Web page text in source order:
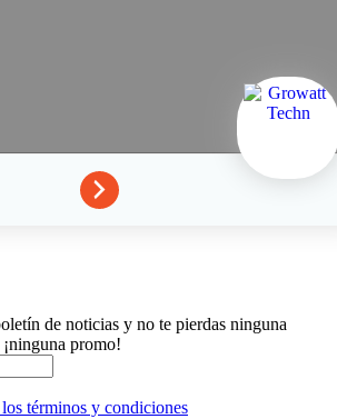
de noticias y no te pierdas ninguna
promo!
términos y condiciones